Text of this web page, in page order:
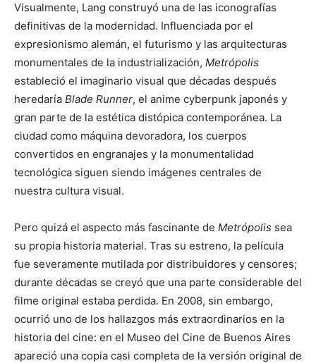
Visualmente, Lang construyó una de las iconografías
definitivas de la modernidad. Influenciada por el
expresionismo alemán, el futurismo y las arquitecturas
monumentales de la industrialización, Metrópolis
estableció el imaginario visual que décadas después
heredaría Blade Runner, el anime cyberpunk japonés y
gran parte de la estética distópica contemporánea. La
ciudad como máquina devoradora, los cuerpos
convertidos en engranajes y la monumentalidad
tecnológica siguen siendo imágenes centrales de
nuestra cultura visual.
Pero quizá el aspecto más fascinante de Metrópolis sea
su propia historia material. Tras su estreno, la película
fue severamente mutilada por distribuidores y censores;
durante décadas se creyó que una parte considerable del
filme original estaba perdida. En 2008, sin embargo,
ocurrió uno de los hallazgos más extraordinarios en la
historia del cine: en el Museo del Cine de Buenos Aires
apareció una copia casi completa de la versión original de